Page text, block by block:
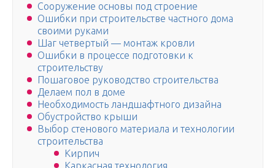
Сооружение основы под строение
Ошибки при строительстве частного дома
своими руками
Шаг четвертый — монтаж кровли
Ошибки в процессе подготовки к
строительству
Пошаговое руководство строительства
Делаем пол в доме
Необходимость ландшафтного дизайна
Обустройство крыши
Выбор стенового материала и технологии
строительства
Кирпич
Каркасная технология